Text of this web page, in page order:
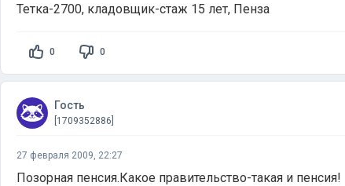
Тетка-2700, кладовщик-стаж 15 лет, Пенза
0 0
Гость
[1709352886]
27 февраля 2009, 22:27
Позорная пенсия.Какое правительство-такая и пенсия!